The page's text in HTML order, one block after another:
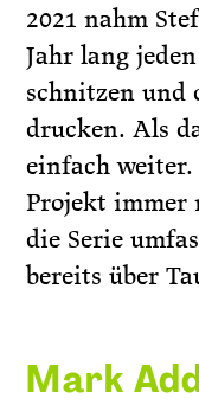
2021 nahm
Jahr lang
schnitzen und
drucken. Als
einfach
Projekt immer
die Serie
bereits über
Mark